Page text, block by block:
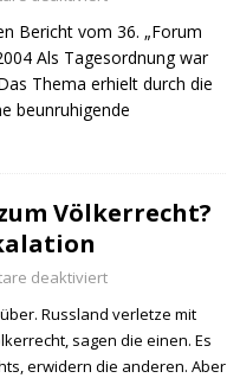
Bericht vom 36. „Forum
Als Tagesordnung war
Thema erhielt durch die
beunruhigende
Völkerrecht?
deaktiviert
Russland verletze mit
sagen die einen. Es
erwidern die anderen. Aber